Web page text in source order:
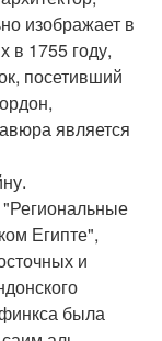
изображает в
в 1755 году,
посетивший
является
Египте",
и
была